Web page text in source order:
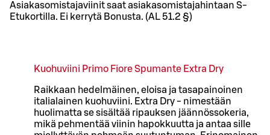
Asiakasomistajaviinit saat asiakasomistajahintaan S-
Etukortilla. Ei kerrytä Bonusta. (AL 51.2 §)
Kuohuviini Primo Fiore Spumante Extra Dry
Raikkaan hedelmäinen, eloisa ja tasapainoinen
italialainen kuohuviini. Extra Dry - nimestään
huolimatta se sisältää ripauksen jäännössokeria,
mikä pehmentää viinin hapokkuutta ja antaa sille